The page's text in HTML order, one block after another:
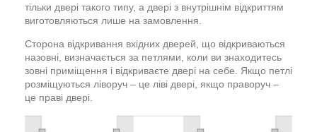
тільки двері такого типу, а двері з внутрішнім відкриттям
виготовляються лише на замовлення.
Сторона відкривання вхідних дверей, що відкриваються
назовні, визначається за петлями, коли ви знаходитесь
зовні приміщення і відкриваєте двері на себе. Якщо петлі
розміщуються ліворуч – це ліві двері, якщо праворуч –
це праві двері.